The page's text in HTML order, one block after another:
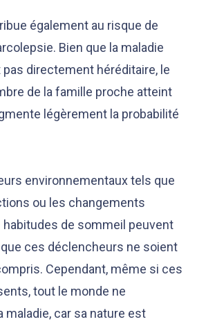
également au risque de
Bien que la maladie
directement héréditaire, le
de la famille proche atteint
légèrement la probabilité
environnementaux tels que
ou les changements
habitudes de sommeil peuvent
ces déclencheurs ne soient
Cependant, même si ces
tout le monde ne
maladie, car sa nature est